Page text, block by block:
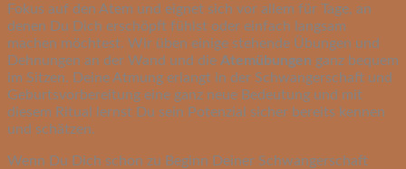
Fokus auf den Atem und eignet sich vor allem für Tage, an
denen Du Dich erschöpft fühlst oder einfach langsam
machen möchtest. Wir üben einige stehende Übungen und
Dehnungen an der Wand und die Atemübungen ganz bequem
im Sitzen. Deine Atmung erlangt in der Schwangerschaft und
Geburtsvorbereitung eine ganz neue Bedeutung und mit
diesem Ritual lernst Du sein Potenzial sicher bereits kennen
und schätzen.
Wenn Du Dich schon zu Beginn Deiner Schwangerschaft